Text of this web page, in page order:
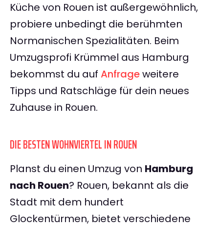
Küche von Rouen ist außergewöhnlich,
probiere unbedingt die berühmten
Normanischen Spezialitäten. Beim
Umzugsprofi Krümmel aus Hamburg
bekommst du auf Anfrageweitere
Tipps und Ratschläge für dein neues
Zuhause in Rouen.
DIE BESTEN WOHNVIERTEL IN ROUEN
Planst du einen Umzug von Hamburg
nach Rouen? Rouen, bekannt als die
Stadt mit dem hundert
Glockentürmen, bietet verschiedene